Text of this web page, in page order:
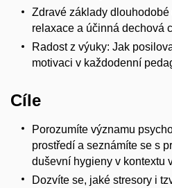
Zdravé základy
relaxace a účinná dechová
Radost z výuky: Jak
motivaci v každodenní
Cíle
Porozumíte významu
prostředí a seznámíte se s
duševní hygieny v kontextu
Dozvíte se, jaké stresory i